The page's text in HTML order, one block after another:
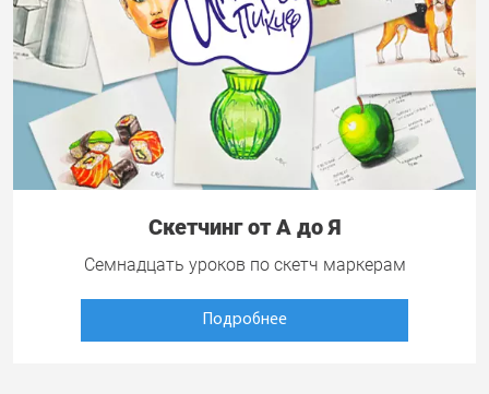
Скетчинг от А до Я
Семнадцать уроков по скетч маркерам
Подробнее